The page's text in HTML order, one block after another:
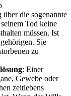
die sogenannte
Tod keine
müssen. Ist
Sie
zu
: Einer
Gewebe oder
zeitlebens